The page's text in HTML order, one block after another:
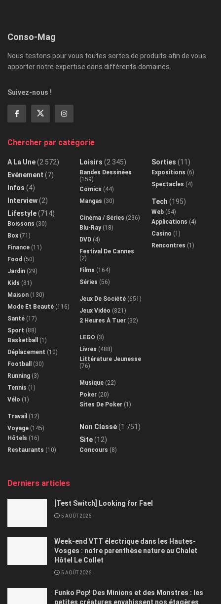
Conso-Mag
Nous testons pour vous toutes sortes de produits afin de vous
apporter notre expertise dans différents domaines.
Suivez-nous !
Chercher par catégorie
A La Une(2 572)
Evénement (7)
Infos (4)
Interview(2)
Lifestyle(714)
Boissons (30)
Box (71)
Finance (11)
Food (50)
Jardin (29)
Kids (81)
Maison (130)
Mode Et Beauté (116)
Santé (17)
Sport (88)
Basketball
(1)
Déplacement (10)
Football
(30)
Running (3)
Tennis (1)
Vélo (1)
Travail (12)
Voyage (145)
Hôtels (16)
Restaurants (10)
Loisirs (2 345)
Bandes Dessinées
(159)
Comics (44)
Mangas (30)
Cinéma / Séries (236)
Blu-Ray(18)
DVD (4)
Festival De Cannes
(2)
Films (164)
Séries (56)
Jeux De Société (651)
Jeux Vidéo (821)
2 Heures À Tuer (32)
LEGO (3)
Livres (488)
Littérature Jeunesse
(76)
Musique (22)
Poker (20)
Sites De Poker (1)
Non Classé(1 751)
Site(12)
Concours (8)
Sorties (11)
Expositions (6)
Spectacles (4)
Tech (195)
Web (64)
Applications (4)
Casino (1)
Rencontres (1)
Derniers articles
[Test Switch] Looking for Fael
5 AOÛT 2026
Week-end VTT électrique dans les Hautes-
Vosges : notre parenthèse nature au Chalet
Hôtel Le Collet
5 AOÛT 2026
Funko Pop! Des Minions et des Monstres : les
petites créatures envahissent nos étagères